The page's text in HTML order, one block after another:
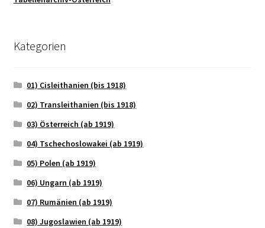
Kategorien
01) Cisleithanien (bis 1918)
02) Transleithanien (bis 1918)
03) Österreich (ab 1919)
04) Tschechoslowakei (ab 1919)
05) Polen (ab 1919)
06) Ungarn (ab 1919)
07) Rumänien (ab 1919)
08) Jugoslawien (ab 1919)